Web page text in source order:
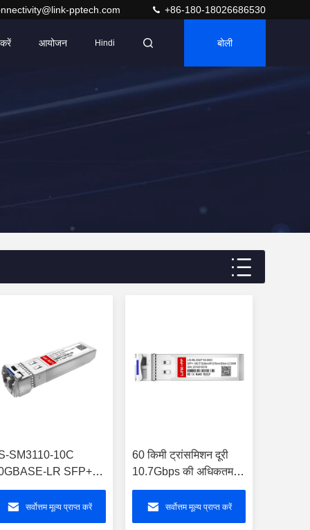
pptech.com +86-180-18026686530
आयोजन Hindi बोली
SM3110-10C
LR SFP+
सिंगल मोड
सर्वोत्तम मूल्य प्राप्त करें
60 किमी ट्रांसमिशन दूरी
10.7Gbps की अधिकतम
डेटा दर के साथ LINK-PP
ट्रांससीवर RoHS
अनुपालन और गति प्रदर्शन
सर्वोत्तम मूल्य प्राप्त करें